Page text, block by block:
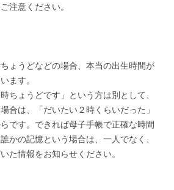
注意ください。
ょうどなどの場合、本当の出生時間が
ます。
ちょうどです」という方は別として、
合は、「だいたい２時くらいだった」
です。できれば母子手帳で正確な時間
かの記憶という場合は、一人でなく、
た情報をお知らせください。